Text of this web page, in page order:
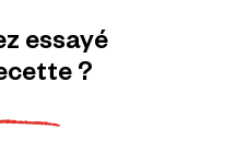
essayé
?